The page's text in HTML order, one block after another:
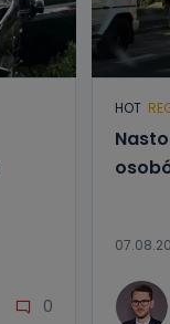
0
HOT